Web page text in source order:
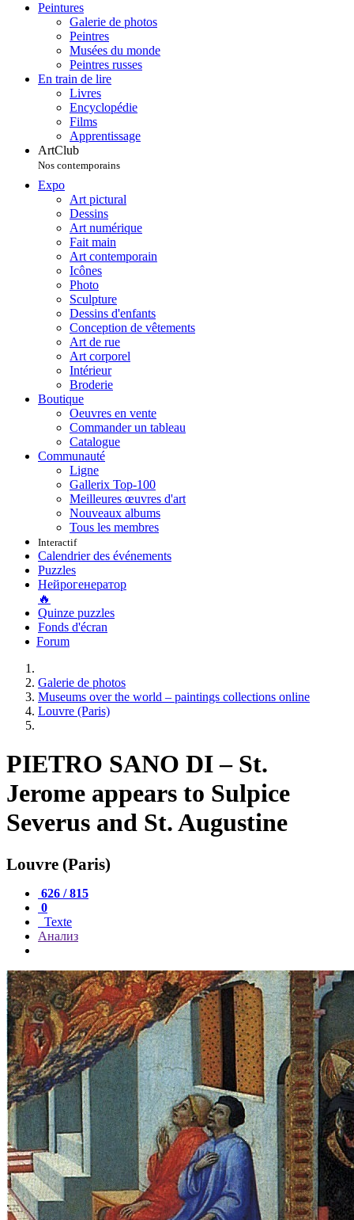
Peintures
Galerie de photos
Peintres
Musées du monde
Peintres russes
En train de lire
Livres
Encyclopédie
Films
Apprentissage
ArtClub
Nos contemporains
Expo
Art pictural
Dessins
Art numérique
Fait main
Art contemporain
Icônes
Photo
Sculpture
Dessins d'enfants
Conception de vêtements
Art de rue
Art corporel
Intérieur
Broderie
Boutique
Oeuvres en vente
Commander un tableau
Catalogue
Communauté
Ligne
Gallerix Top-100
Meilleures œuvres d'art
Nouveaux albums
Tous les membres
Interactif
Calendrier des événements
Puzzles
Нейрогенератор
🔥
Quinze puzzles
Fonds d'écran
Forum
Galerie de photos
Museums over the world – paintings collections online
Louvre (Paris)
PIETRO SANO DI – St.
Jerome appears to Sulpice
Severus and St. Augustine
Louvre (Paris)
626 / 815
0
Texte
Анализ